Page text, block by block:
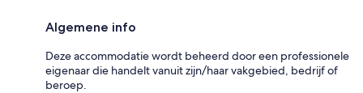
Algemene info
Deze accommodatie wordt beheerd door een professionele
eigenaar die handelt vanuit zijn/haar vakgebied, bedrijf of
beroep.